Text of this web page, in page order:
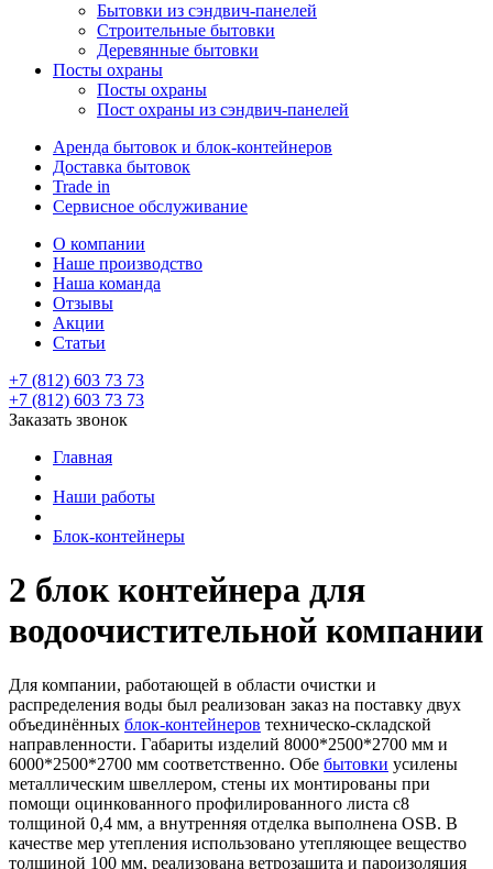
Бытовки из сэндвич-панелей
Строительные бытовки
Деревянные бытовки
Посты охраны
Посты охраны
Пост охраны из сэндвич-панелей
Аренда бытовок и блок-контейнеров
Доставка бытовок
Trade in
Сервисное обслуживание
О компании
Наше производство
Наша команда
Отзывы
Акции
Статьи
+7 (812) 603 73 73
+7 (812) 603 73 73
Заказать звонок
Главная
Наши работы
Блок-контейнеры
2 блок контейнера для
водоочистительной компании
Для компании, работающей в области очистки и
распределения воды был реализован заказ на поставку двух
объединённых блок-контейнеров техническо-складской
направленности. Габариты изделий 8000*2500*2700 мм и
6000*2500*2700 мм соответственно. Обе бытовки усилены
металлическим швеллером, стены их монтированы при
помощи оцинкованного профилированного листа с8
толщиной 0,4 мм, а внутренняя отделка выполнена OSB. В
качестве мер утепления использовано утепляющее вещество
толщиной 100 мм, реализована ветрозащита и пароизоляция